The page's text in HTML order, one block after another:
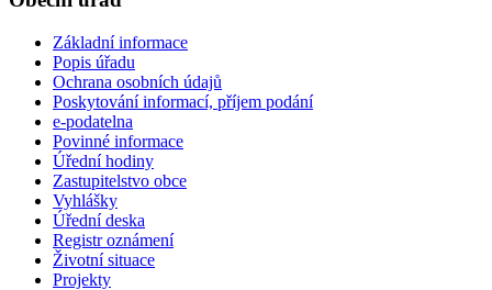
Základní informace
Popis úřadu
Ochrana osobních údajů
Poskytování informací, příjem podání
e-podatelna
Povinné informace
Úřední hodiny
Zastupitelstvo obce
Vyhlášky
Úřední deska
Registr oznámení
Životní situace
Projekty